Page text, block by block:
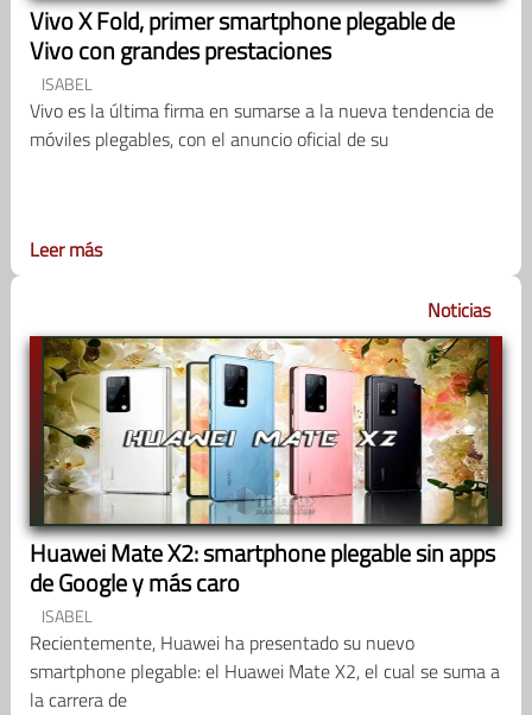
Vivo X Fold, primer smartphone plegable de
Vivo con grandes prestaciones
ISABEL
Vivo es la última firma en sumarse a la nueva tendencia de
móviles plegables, con el anuncio oficial de su
Leer más
Noticias
Huawei Mate X2: smartphone plegable sin apps
de Google y más caro
ISABEL
Recientemente, Huawei ha presentado su nuevo
smartphone plegable: el Huawei Mate X2, el cual se suma a
la carrera de